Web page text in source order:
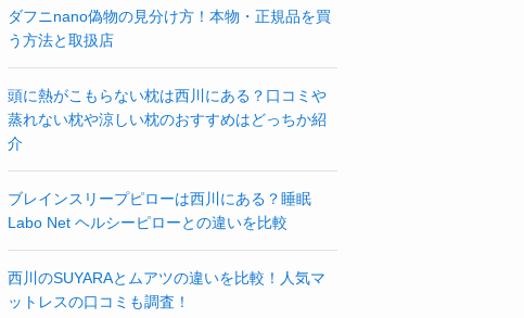
ダフニnano偽物の見分け方！本物・正規品を買
う方法と取扱店
頭に熱がこもらない枕は西川にある？口コミや
蒸れない枕や涼しい枕のおすすめはどっちか紹
介
ブレインスリープピローは西川にある？睡眠
Labo Net ヘルシーピローとの違いを比較
西川のSUYARAとムアツの違いを比較！人気マ
ットレスの口コミも調査！